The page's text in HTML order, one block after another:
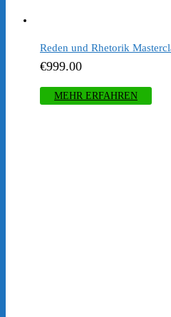
Reden und Rhetorik
€999.00
MEHR ERFAHREN